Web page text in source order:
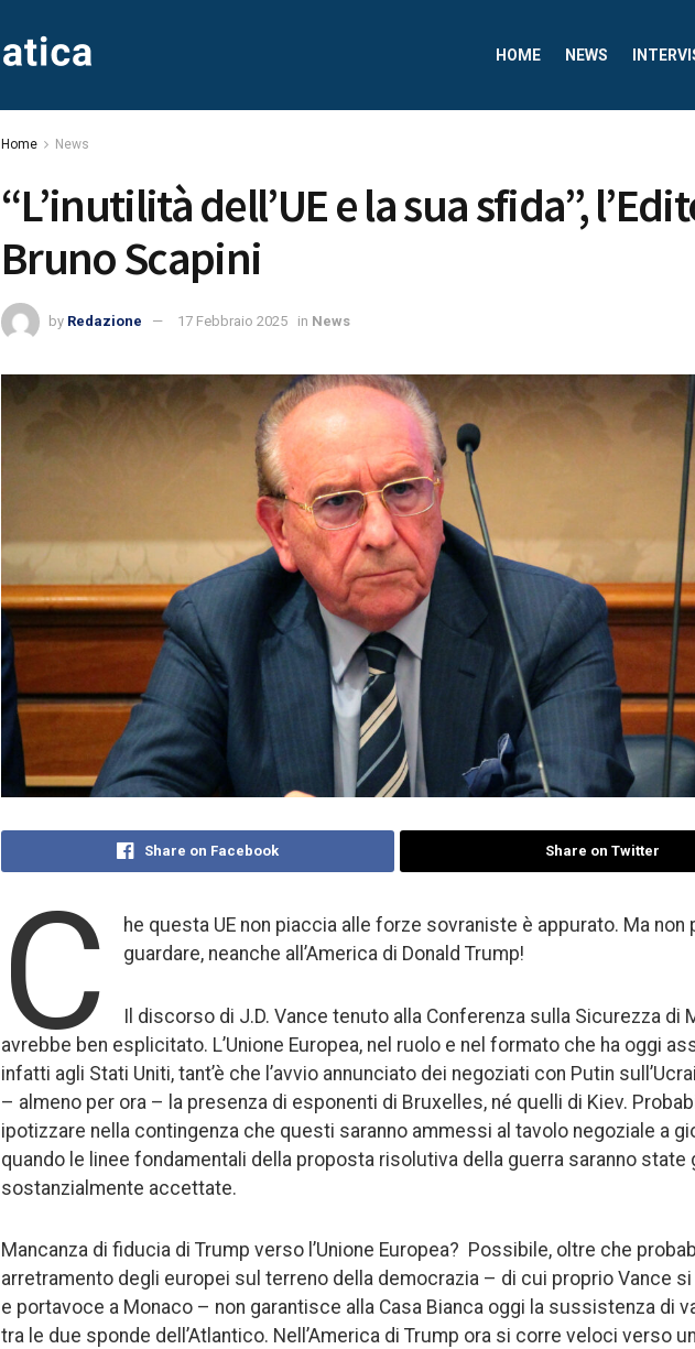
HOME NEWS
Home News
“L’inutilità dell’UE e la sua sfida”,
Bruno Scapini
by Redazione 17 Febbraio 2025 in News
Share on Facebook Share on Twitter
C
he questa UE non piaccia alle forze sovraniste è appurato. Ma non
guardare, neanche all’America di Donald Trump!
Il discorso di J.D. Vance tenuto alla Conferenza sulla Sicurezza di
avrebbe ben esplicitato. L’Unione Europea, nel ruolo e nel formato che ha oggi
infatti agli Stati Uniti, tant’è che l’avvio annunciato dei negoziati con Putin
– almeno per ora – la presenza di esponenti di Bruxelles, né quelli di Kiev.
ipotizzare nella contingenza che questi saranno ammessi al tavolo negoziale a
quando le linee fondamentali della proposta risolutiva della guerra saranno state
sostanzialmente accettate.
Mancanza di fiducia di Trump verso l’Unione Europea? Possibile, oltre che
arretramento degli europei sul terreno della democrazia – di cui proprio Vance
e portavoce a Monaco – non garantisce alla Casa Bianca oggi la sussistenza di
tra le due sponde dell’Atlantico. Nell’America di Trump ora si corre veloci verso